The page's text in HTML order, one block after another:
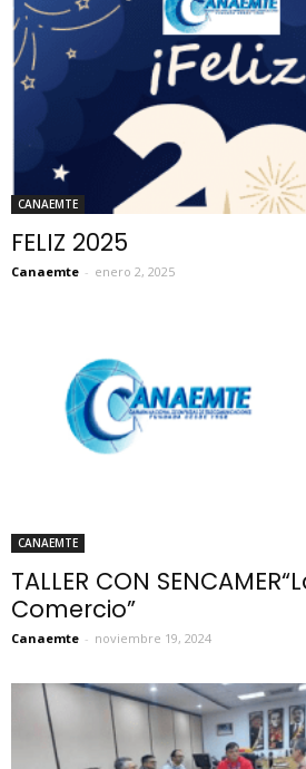
CANAEMTE
FELIZ 2025
Canaemte - enero 2, 2025
CANAEMTE
TALLER CON
Comercio”
Canaemte - noviembre 19, 2024